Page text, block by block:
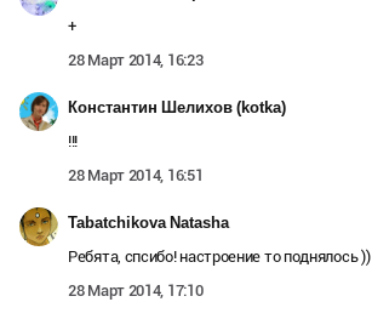
+
28 Март 2014, 16:23
Константин Шелихов (kotka)
!!!
28 Март 2014, 16:51
Tabatchikova Natasha
Ребята, спсибо! настроение то поднялось ))
28 Март 2014, 17:10